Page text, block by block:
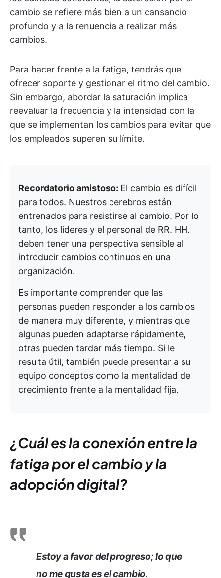
cambio se refiere más bien a un cansancio
profundo y a la renuencia a realizar más
cambios.
Para hacer frente a la fatiga, tendrás que
ofrecer soporte y gestionar el ritmo del cambio.
Sin embargo, abordar la saturación implica
reevaluar la frecuencia y la intensidad con la
que se implementan los cambios para evitar que
los empleados superen su límite.
Recordatorio amistoso: El cambio es difícil
para todos. Nuestros cerebros están
entrenados para resistirse al cambio. Por lo
tanto, los líderes y el personal de RR. HH.
deben tener una perspectiva sensible al
introducir cambios continuos en una
organización.
Es importante comprender que las
personas pueden responder a los cambios
de manera muy diferente, y mientras que
algunas pueden adaptarse rápidamente,
otras pueden tardar más tiempo. Si le
resulta útil, también puede presentar a su
equipo conceptos como la mentalidad de
crecimiento frente a la mentalidad fija.
¿Cuál es la conexión entre la
fatiga por el cambio y la
adopción digital?
Estoy a favor del progreso; lo que
no me gusta es el cambio.